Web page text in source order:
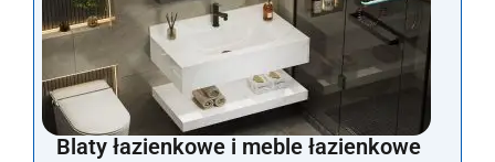
Blaty łazienkowe i meble łazienkowe